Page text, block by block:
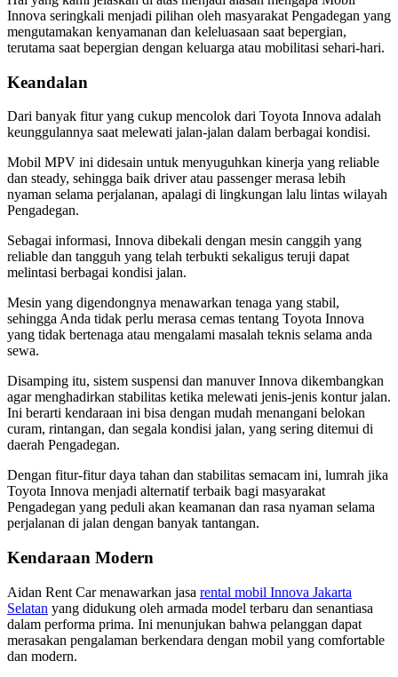
Innova seringkali menjadi pilihan oleh masyarakat Pengadegan yang
mengutamakan kenyamanan dan keleluasaan saat bepergian,
terutama saat bepergian dengan keluarga atau mobilitasi sehari-hari.
Keandalan
Dari banyak fitur yang cukup mencolok dari Toyota Innova adalah
keunggulannya saat melewati jalan-jalan dalam berbagai kondisi.
Mobil MPV ini didesain untuk menyuguhkan kinerja yang reliable
dan steady, sehingga baik driver atau passenger merasa lebih
nyaman selama perjalanan, apalagi di lingkungan lalu lintas wilayah
Pengadegan.
Sebagai informasi, Innova dibekali dengan mesin canggih yang
reliable dan tangguh yang telah terbukti sekaligus teruji dapat
melintasi berbagai kondisi jalan.
Mesin yang digendongnya menawarkan tenaga yang stabil,
sehingga Anda tidak perlu merasa cemas tentang Toyota Innova
yang tidak bertenaga atau mengalami masalah teknis selama anda
sewa.
Disamping itu, sistem suspensi dan manuver Innova dikembangkan
agar menghadirkan stabilitas ketika melewati jenis-jenis kontur jalan.
Ini berarti kendaraan ini bisa dengan mudah menangani belokan
curam, rintangan, dan segala kondisi jalan, yang sering ditemui di
daerah Pengadegan.
Dengan fitur-fitur daya tahan dan stabilitas semacam ini, lumrah jika
Toyota Innova menjadi alternatif terbaik bagi masyarakat
Pengadegan yang peduli akan keamanan dan rasa nyaman selama
perjalanan di jalan dengan banyak tantangan.
Kendaraan Modern
Aidan Rent Car menawarkan jasa rental mobil Innova Jakarta
Selatan yang didukung oleh armada model terbaru dan senantiasa
dalam performa prima. Ini menunjukan bahwa pelanggan dapat
merasakan pengalaman berkendara dengan mobil yang comfortable
dan modern.